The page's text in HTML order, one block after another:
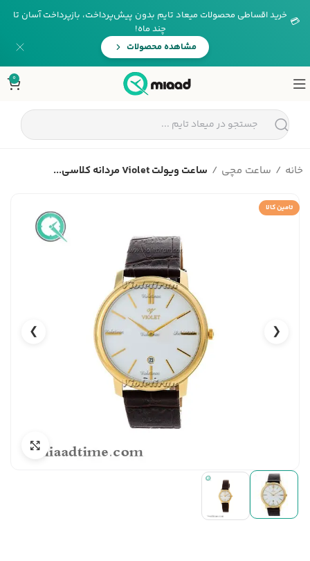
💳 خرید اقساطی محصولات میعاد تایم بدون پیش‌پرداخت، بازپرداخت آسان تا
چند ماه!
مشاهده محصولات
0
خانه ساعت مچی ساعت ویولت Violet مردانه کلاسی...
تامین کالا
❮
❯